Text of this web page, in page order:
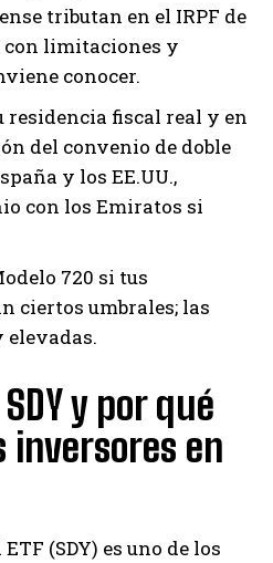
tributan en el IRPF de
con limitaciones y
conocer.
residencia fiscal real y en
del convenio de doble
y los EE.UU.,
con los Emiratos si
720 si tus
ciertos umbrales; las
elevadas.
y por qué
inversores en
(SDY) es uno de los